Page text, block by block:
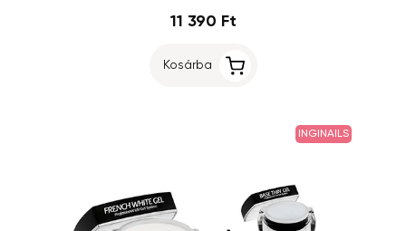
11 390 Ft
Kosárba
INGINAILS